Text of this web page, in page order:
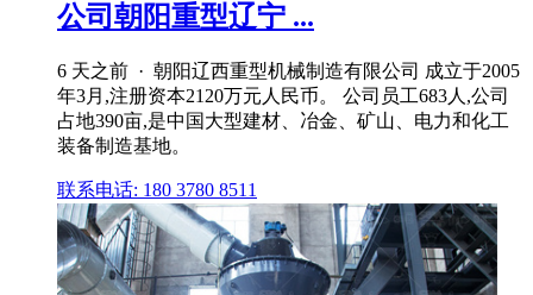
公司朝阳重型辽宁 ...
6 天之前 · 朝阳辽西重型机械制造有限公司 成立于2005
年3月,注册资本2120万元人民币。 公司员工683人,公司
占地390亩,是中国大型建材、冶金、矿山、电力和化工
装备制造基地。
联系电话: 180 3780 8511